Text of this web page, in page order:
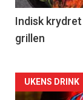
Indisk
grillen
Forsiden
UKENS DRINK